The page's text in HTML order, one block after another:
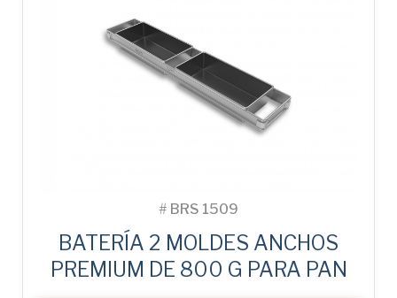
# BRS 1509
BATERÍA 2 MOLDES ANCHOS
PREMIUM DE 800 G PARA PAN